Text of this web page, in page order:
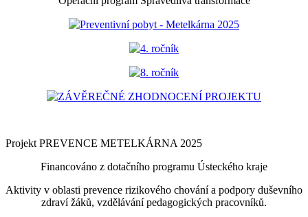
Preventivní pobyt - Metelkárna 2025
4. ročník
8. ročník
ZÁVĚREČNÉ ZHODNOCENÍ PROJEKTU
Projekt PREVENCE METELKÁRNA 2025
Financováno z dotačního programu Ústeckého kraje
Aktivity v oblasti prevence rizikového chování a podpory duševního
zdraví žáků, vzdělávání pedagogických pracovníků.